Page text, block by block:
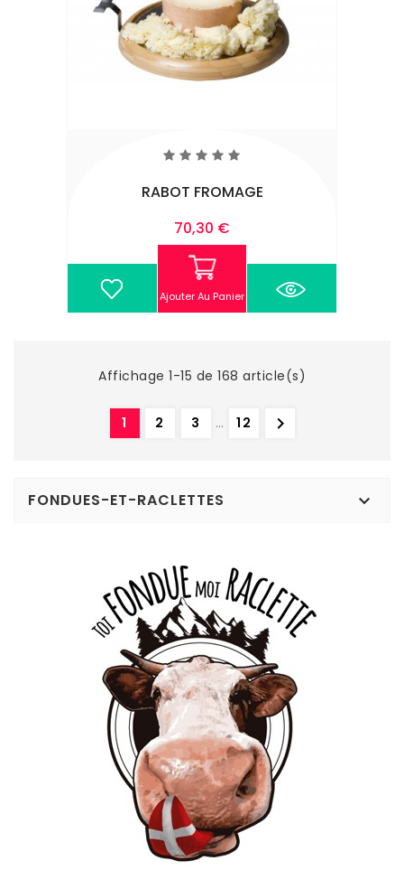
RABOT FROMAGE
Prix
70,30 €
Ajouter Au Panier
Affichage 1-15 de 168 article(s)
1 2 3 … 12 
FONDUES-ET-RACLETTES 